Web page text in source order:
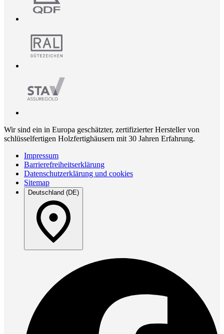
Wir sind ein in Europa geschätzter, zertifizierter Hersteller von
schlüsselfertigen Holzfertighäusern mit 30 Jahren Erfahrung.
Impressum
Barrierefreiheitserklärung
Datenschutzerklärung und cookies
Sitemap
Deutschland (DE)